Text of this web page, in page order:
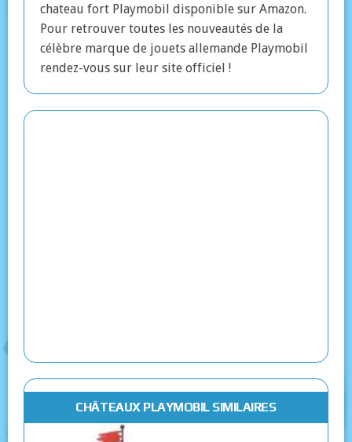
chateau fort Playmobil disponible sur Amazon.
Pour retrouver toutes les nouveautés de la
célèbre marque de jouets allemande Playmobil
rendez-vous sur leur site officiel !
CHÂTEAUX PLAYMOBIL SIMILAIRES